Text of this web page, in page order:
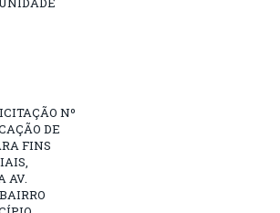
Nº
DE
FINS
AV.